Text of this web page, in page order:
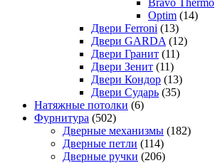
Optim (14)
Двери Ferroni (13)
Двери GARDA (12)
Двери Гранит (11)
Двери Зенит (11)
Двери Кондор (13)
Двери Сударь (35)
Натяжные потолки (6)
Фурнитура (502)
Дверные механизмы (182)
Дверные петли (114)
Дверные ручки (206)